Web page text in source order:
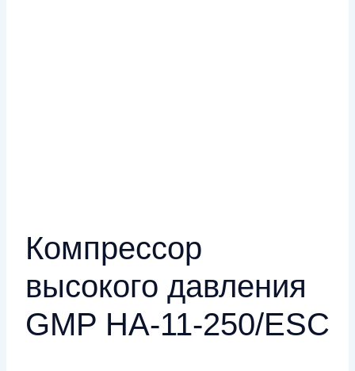
Компрессор
высокого давления
GMP HA-11-250/ESC